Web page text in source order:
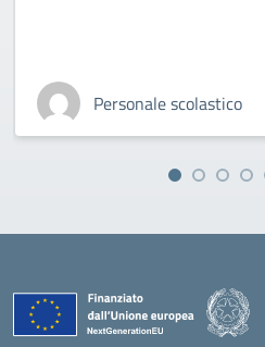
Personale scolastico